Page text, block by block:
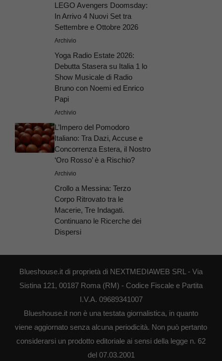
LEGO Avengers Doomsday:
In Arrivo 4 Nuovi Set tra
Settembre e Ottobre 2026
Archivio
Yoga Radio Estate 2026:
Debutta Stasera su Italia 1 lo
Show Musicale di Radio
Bruno con Noemi ed Enrico
Papi
Archivio
L’Impero del Pomodoro
Italiano: Tra Dazi, Accuse e
Concorrenza Estera, il Nostro
‘Oro Rosso’ è a Rischio?
Archivio
Crollo a Messina: Terzo
Corpo Ritrovato tra le
Macerie, Tre Indagati.
Continuano le Ricerche dei
Dispersi
Blueshouse.it di proprietà di NEXTMEDIAWEB SRL - Via
Sistina 121, 00187 Roma (RM) - Codice Fiscale e Partita
I.V.A. 09689341007
Blueshouse.it non è una testata giornalistica, in quanto
viene aggiornato senza alcuna periodicità. Non può pertanto
considerarsi un prodotto editoriale ai sensi della legge n. 62
del 07.03.2001